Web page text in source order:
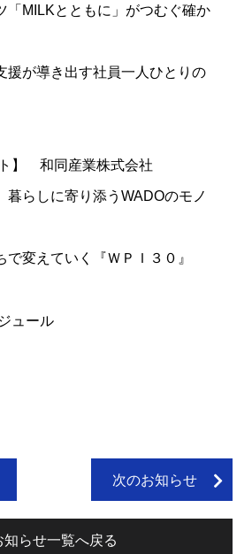
「MILKとともに」がつむぐ確か
援が導き出す社員一人ひとりの
】 和同産業株式会社
暮らしに寄り添うWADOのモノ
で変えていく『ＷＰＩ３０』
ュール
次のお知らせ
知らせ一覧へ戻る